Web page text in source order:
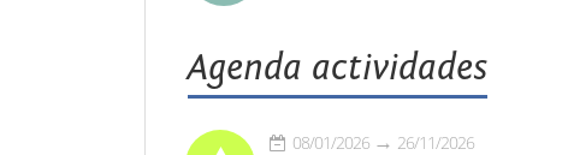
Agenda actividades
08/01/2026 26/11/2026